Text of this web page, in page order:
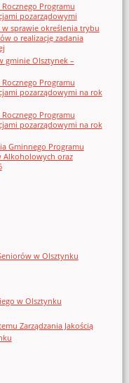
Programu
pozarządowymi
sprawie określenia trybu
o realizację zadania
gminie Olsztynek –
Programu
pozarządowymi na rok
Programu
pozarządowymi na rok
Gminnego Programu
Alkoholowych oraz
w Olsztynku
w Olsztynku
Zarządzania Jakością